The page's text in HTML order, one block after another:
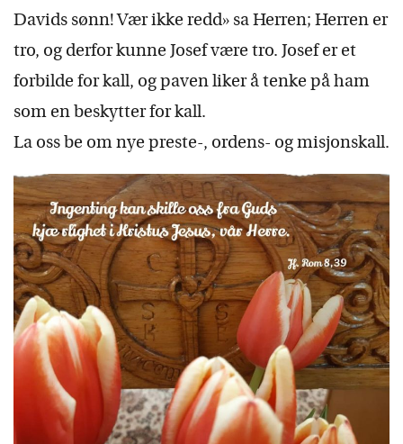
Davids sønn! Vær ikke redd» sa Herren; Herren er
tro, og derfor kunne Josef være tro. Josef er et
forbilde for kall, og paven liker å tenke på ham
som en beskytter for kall.
La oss be om nye preste-, ordens- og misjonskall.